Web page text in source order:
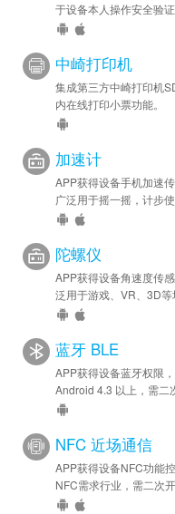
于设备本人操作安全验证
中崎打印机
集成第三方中崎打印机
内在线打印小票功能。
加速计
APP获得设备手机加速
广泛用于摇一摇，计步使
陀螺仪
APP获得设备角速度传
泛用于游戏、VR、3D等
蓝牙 BLE
APP获得设备蓝牙权限
Android 4.3 以上，需二
NFC 近场通信
APP获得设备NFC功能
NFC需求行业，需二次开